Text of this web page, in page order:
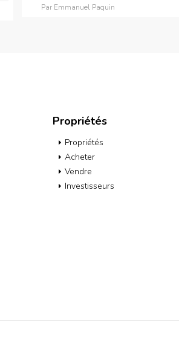
Par Emmanuel Paquin
Propriétés
Propriétés
Acheter
Vendre
Investisseurs